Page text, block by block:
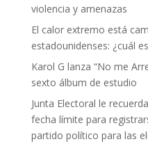
violencia y amenazas
El calor extremo está
estadounidenses: ¿cuál
Karol G lanza “No me
sexto álbum de estudio
Junta Electoral le
fecha límite para
partido político para las